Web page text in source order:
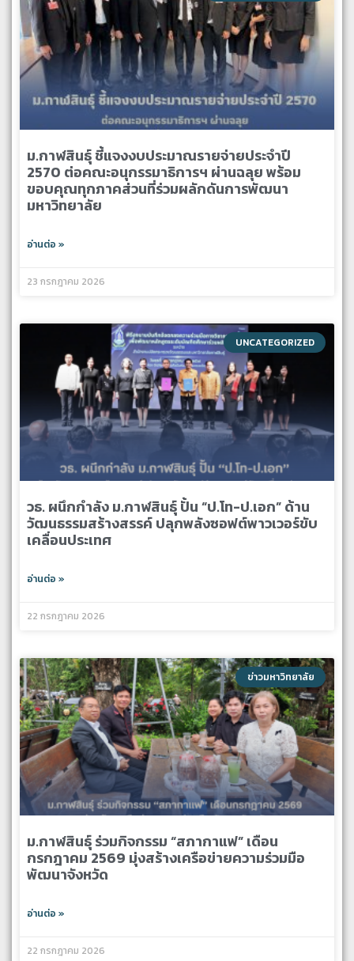
ม.กาฬสินธุ์ ชี้แจงงบประมาณรายจ่ายประจำปี
2570 ต่อคณะอนุกรรมาธิการฯ ผ่านฉลุย พร้อม
ขอบคุณทุกภาคส่วนที่ร่วมผลักดันการพัฒนา
มหาวิทยาลัย
อ่านต่อ »
23 กรกฎาคม 2026
UNCATEGORIZED
วธ. ผนึกกำลัง ม.กาฬสินธุ์ ปั้น “ป.โท-ป.เอก” ด้าน
วัฒนธรรมสร้างสรรค์ ปลุกพลังซอฟต์พาวเวอร์ขับ
เคลื่อนประเทศ
อ่านต่อ »
22 กรกฎาคม 2026
ข่าวมหาวิทยาลัย
ม.กาฬสินธุ์ ร่วมกิจกรรม “สภากาแฟ” เดือน
กรกฎาคม 2569 มุ่งสร้างเครือข่ายความร่วมมือ
พัฒนาจังหวัด
อ่านต่อ »
22 กรกฎาคม 2026